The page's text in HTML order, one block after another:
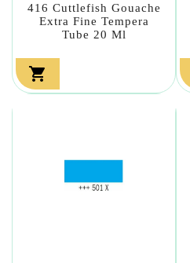
416 Cuttlefish Gouache
Extra Fine Tempera
Tube 20 Ml
